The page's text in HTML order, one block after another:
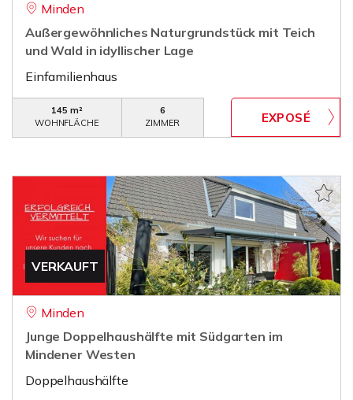
Minden
Außergewöhnliches Naturgrundstück mit Teich
und Wald in idyllischer Lage
Einfamilienhaus
145 m²
WOHNFLÄCHE
6
ZIMMER
VERKAUFT
Minden
Junge Doppelhaushälfte mit Südgarten im
Mindener Westen
Doppelhaushälfte